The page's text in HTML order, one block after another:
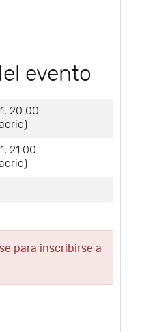
evento
20:00
21:00
para inscribirse a